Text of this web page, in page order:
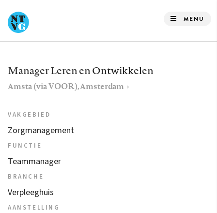
naar
de
gaan
MENU
Manager Leren en Ontwikkelen
Amsta (via VOOR), Amsterdam
VAKGEBIED
Zorgmanagement
FUNCTIE
Teammanager
BRANCHE
Verpleeghuis
AANSTELLING